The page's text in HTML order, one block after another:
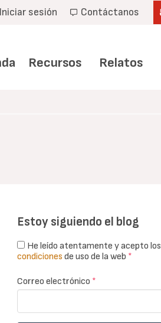
Iniciar sesión Contáctanos
Recursos Relatos
Estoy siguiendo el blog
He leído atentamente y acepto los
condiciones de uso de la web *
Correo electrónico *